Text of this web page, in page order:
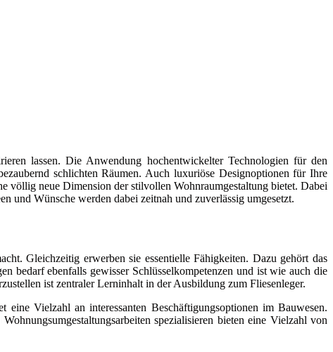
lassen. Die Anwendung hochentwickelter Technologien für den
schlichten Räumen. Auch luxuriöse Designoptionen für Ihre
völlig neue Dimension der stilvollen Wohnraumgestaltung bietet. Dabei
und Wünsche werden dabei zeitnah und zuverlässig umgesetzt.
Gleichzeitig erwerben sie essentielle Fähigkeiten. Dazu gehört das
bedarf ebenfalls gewisser Schlüsselkompetenzen und ist wie auch die
ist zentraler Lerninhalt in der Ausbildung zum Fliesenleger.
eine Vielzahl an interessanten Beschäftigungsoptionen im Bauwesen.
spezialisieren bieten eine Vielzahl von